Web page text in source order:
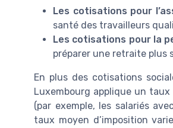
Les cotisations pour
santé des travailleurs
Les cotisations pour la
préparer une retraite plus
En plus des cotisations
Luxembourg applique un
(par exemple, les salariés
taux moyen d’imposition